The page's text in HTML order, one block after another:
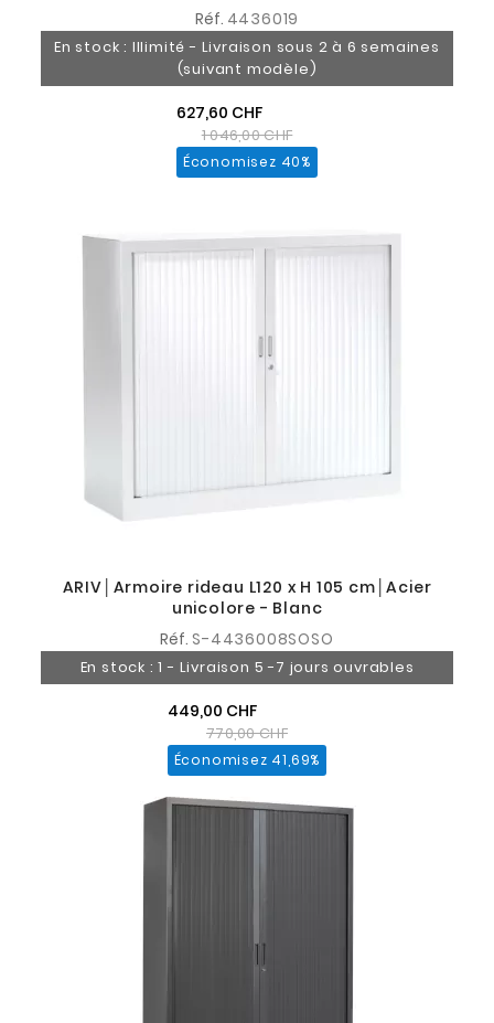
Réf. 4436019
En stock : Illimité - Livraison sous 2 à 6 semaines
(suivant modèle)
627,60 CHF
1 046,00 CHF
Économisez 40%
ARIV│Armoire rideau L120 x H 105 cm│Acier
unicolore - Blanc
Réf.S-4436008SOSO
En stock : 1 - Livraison 5 -7 jours ouvrables
449,00 CHF
770,00 CHF
Économisez 41,69%